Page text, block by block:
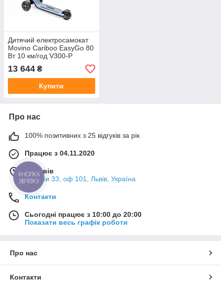
Дитячий електросамокат
Movino Cariboo EasyGo 80
Вт 10 км/год V300-P
13 644 ₴
Купити
Про нас
100% позитивних з 25 відгуків за рік
Працює з 04.11.2020
м. Львів
Мазепи 33, оф 101, Львів, Україна
Контакти
Сьогодні працює з 10:00 до 20:00
Показати весь графік роботи
Про нас
Контакти
КНОПКА
ЗВ'ЯЗКУ